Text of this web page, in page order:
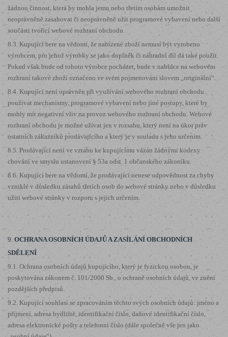
žádnou činnost, která by mohla jemu nebo třetím osobám umožnit
neoprávněně zasahovat či neoprávněně užít programové vybavení nebo další
součásti tvořící webové rozhraní obchodu.
8.3. Kupující bere na vědomí, že nabízené zboží nemusí být vyrobeno
výrobcem, pro jehož výrobky se jako doplněk či náhradní díl dá také použít.
Pokud však bude od tohoto výrobce pocházet, bude v nabídce na webovém
rozhraní takové zboží označeno ve svém pojmenování slovem „originální“.
8.4. Kupující není oprávněn při využívání webového rozhraní obchodu
používat mechanismy, programové vybavení nebo jiné postupy, které by
mohly mít negativní vliv na provoz webového rozhraní obchodu. Webové
rozhraní obchodu je možné užívat jen v rozsahu, který není na úkor práv
ostatních zákazníků prodávajícího a který je v souladu s jeho určením.
8.5. Prodávající není ve vztahu ke kupujícímu vázán žádnými kodexy
chování ve smyslu ustanovení § 53a odst. 1 občanského zákoníku.
8.6. Kupující bere na vědomí, že prodávající nenese odpovědnost za chyby
vzniklé v důsledku zásahů třetích osob do webové stránky nebo v důsledku
užití webové stránky v rozporu s jejich určením.
9. OCHRANA OSOBNÍCH ÚDAJŮ A ZASÍLÁNÍ OBCHODNÍCH
SDĚLENÍ
9.1. Ochrana osobních údajů kupujícího, který je fyzickou osobou, je
poskytována zákonem č. 101/2000 Sb., o ochraně osobních údajů, ve znění
pozdějších předpisů.
9.2. Kupující souhlasí se zpracováním těchto svých osobních údajů: jméno a
příjmení, adresa bydliště, identifikační číslo, daňové identifikační číslo,
adresa elektronické pošty a telefonní číslo (dále společně vše jen jako